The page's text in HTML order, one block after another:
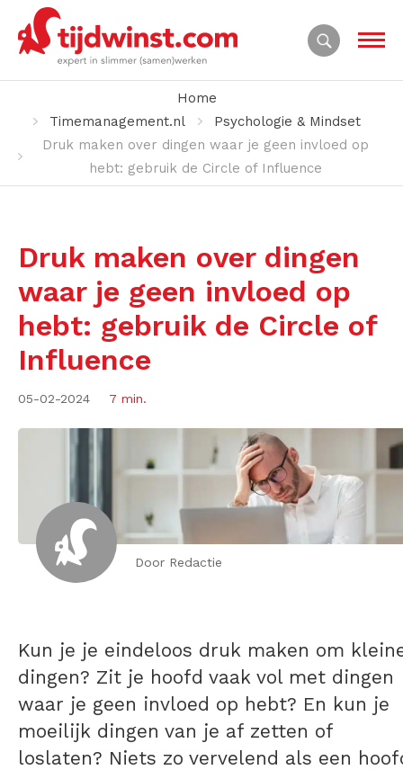
Home
Timemanagement.nl
Psychologie & Mindset
Druk maken over dingen waar je geen invloed op
hebt: gebruik de Circle of Influence
Druk maken over dingen
waar je geen invloed op
hebt: gebruik de Circle of
Influence
05-02-2024 7 min.
Door Redactie
Kun je je eindeloos druk maken om
dingen? Zit je hoofd vaak vol met dingen
waar je geen invloed op hebt? En kun je
moeilijk dingen van je af zetten of
loslaten? Niets zo vervelend als een